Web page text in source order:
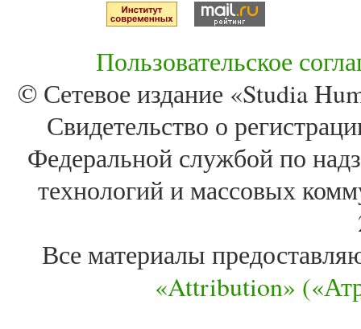
Пользовательское
© Сетевое издание «Studia
Свидетельство о
Федеральной службой по
технологий и массовых
Все материалы
«Attribution»